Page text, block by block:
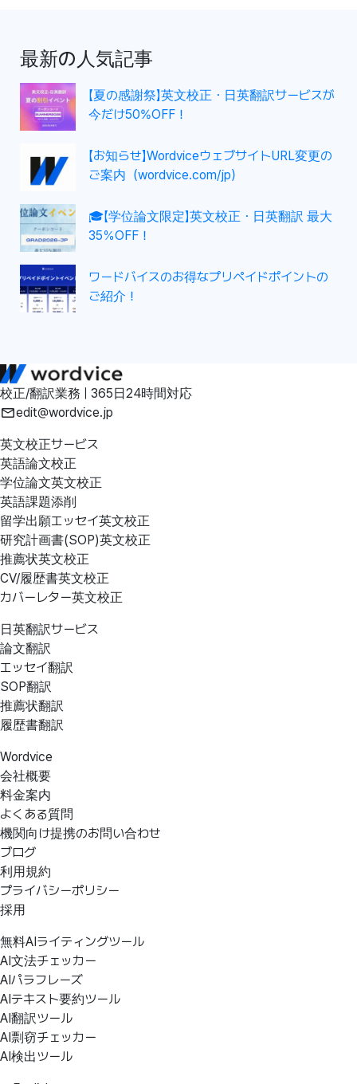
最新の人気記事
【夏の感謝祭】英文校正・日英翻訳サービスが
今だけ50%OFF！
【お知らせ】WordviceウェブサイトURL変更の
ご案内（wordvice.com/jp）
🎓【学位論文限定】英文校正・日英翻訳 最大
35％OFF！
ワードバイスのお得なプリペイドポイントの
ご紹介！
校正/翻訳業務 | 365日24時間対応
edit@wordvice.jp
英文校正サービス
英語論文校正
学位論文英文校正
英語課題添削
留学出願エッセイ英文校正
研究計画書(SOP)英文校正
推薦状英文校正
CV/履歴書英文校正
カバーレター英文校正
日英翻訳サービス
論文翻訳
エッセイ翻訳
SOP翻訳
推薦状翻訳
履歴書翻訳
Wordvice
会社概要
料金案内
よくある質問
機関向け提携のお問い合わせ
ブログ
利用規約
プライバシーポリシー
採用
無料AIライティングツール
AI文法チェッカー
AIパラフレーズ
AIテキスト要約ツール
AI翻訳ツール
AI剽窃チェッカー
AI検出ツール